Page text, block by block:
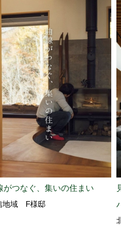
がつなぐ、集いの住まい
地域 F様邸